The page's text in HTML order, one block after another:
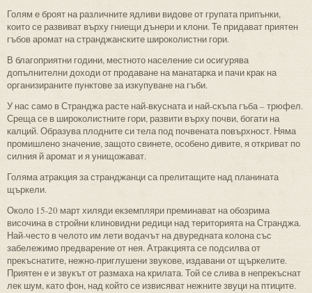
Голям е броят на различните ядливи видове от групата припънки,
които се развиват върху гниещи дънери и клони. Те придават приятен
гъбов аромат на странджанските широколистни гори.
В благоприятни години, местното население си осигурява
допълнителни доходи от продаване на манатарка и пачи крак на
организираните пунктове за изкупуване на гъби.
У нас само в Странджа расте най-вкусната и най-скъпа гъба – трюфел.
Среща се в широколистните гори, развити върху почви, богати на
калций. Образува плодните си тела под почвената повърхност. Няма
промишлено значение, защото свинете, особено дивите, я откриват по
силния й аромат и я унищожават.
Голяма атракция за странджанци са прелитащите над планината
щъркели.
Около 15-20 март хиляди екземпляри преминават на обозрима
височина в стройни клиновидни редици над територията на Странджа.
Най-често в челото им лети водачът на двуредната колона със
забележимо предварение от нея. Атракцията се подсилва от
прекъснатите, нежно-приглушени звукове, издавани от щъркелите.
Приятен е и звукът от размаха на крилата. Той се слива в непрекъснат
лек шум, като фон, над който се извисяват нежните звуци на птиците.